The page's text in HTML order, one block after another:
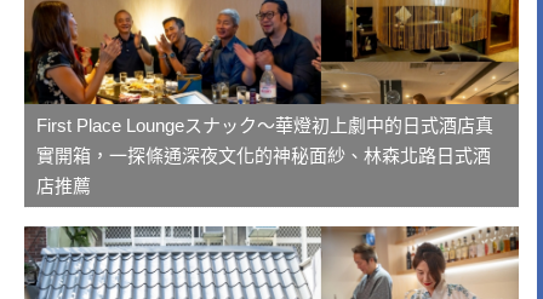
First Place Loungeスナック～華燈初上劇中的日式酒店真
實開箱，一探條通深夜文化的神秘面紗、林森北路日式酒
店推薦